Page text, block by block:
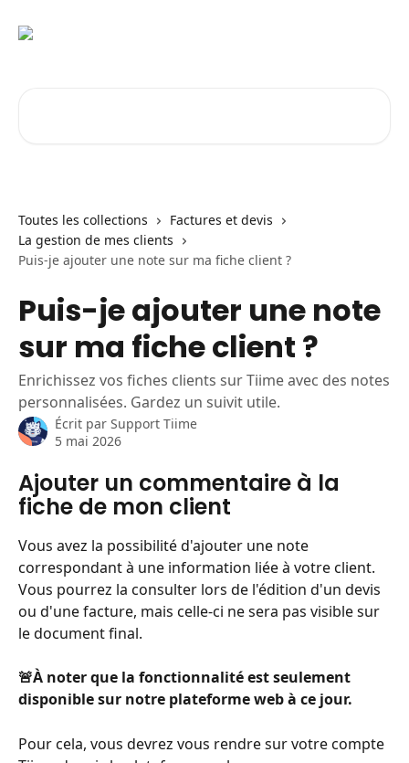
Toutes les collections
Factures et devis
La gestion de mes clients
Puis-je ajouter une note sur ma fiche client ?
Puis-je ajouter une note
sur ma fiche client ?
Enrichissez vos fiches clients sur Tiime avec des notes
personnalisées. Gardez un suivit utile.
Écrit par Support Tiime
5 mai 2026
Ajouter un commentaire à la
fiche de mon client
Vous avez la possibilité d'ajouter une note
correspondant à une information liée à votre client.
Vous pourrez la consulter lors de l'édition d'un devis
ou d'une facture, mais celle-ci ne sera pas visible sur
le document final.
🚨À noter que la fonctionnalité est seulement
disponible sur notre plateforme web à ce jour.
Pour cela, vous devrez vous rendre sur votre compte